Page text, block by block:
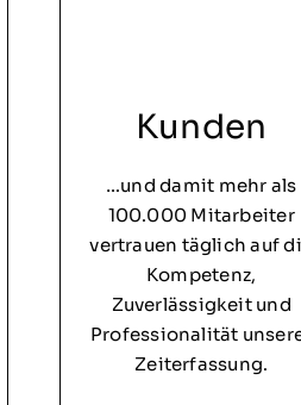
Kunden
…und damit mehr als
100.000 Mitarbeiter
vertrauen täglich auf
Kompetenz,
Zuverlässigkeit und
Professionalität
Zeiterfassung.